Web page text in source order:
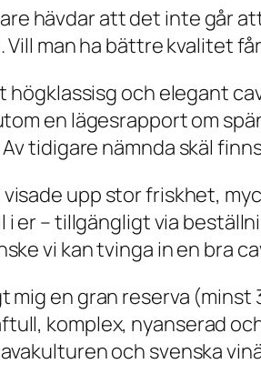
hävdar att det inte går
man ha bättre kvalitet
och elegant
en lägesrapport om
tidigare nämnda skäl
upp stor friskhet,
i er – tillgängligt via
vi kan tvinga in en bra
mig en gran reserva (minst
komplex, nyanserad
och svenska